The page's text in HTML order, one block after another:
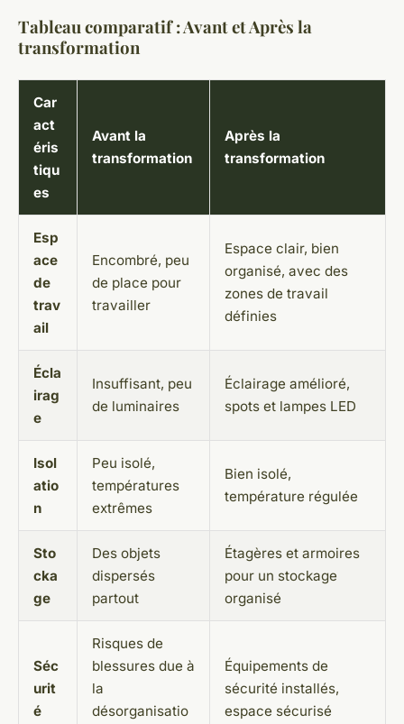
Tableau comparatif : Avant et Après la
transformation
Car
act
éris
tiqu
es
Avant la
transformation
Après la
transformation
Esp
ace
de
trav
ail
Encombré, peu
de place pour
travailler
Espace clair, bien
organisé, avec des
zones de travail
définies
Écla
irag
e
Insuffisant, peu
de luminaires
Éclairage amélioré,
spots et lampes LED
Isol
atio
n
Peu isolé,
températures
extrêmes
Bien isolé,
température régulée
Sto
cka
ge
Des objets
dispersés
partout
Étagères et armoires
pour un stockage
organisé
Séc
urit
é
Risques de
blessures due à
la
désorganisatio
Équipements de
sécurité installés,
espace sécurisé